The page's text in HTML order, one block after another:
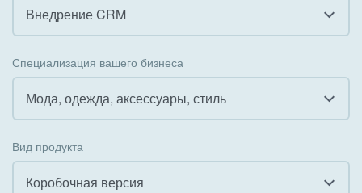
Внедрение CRM
Внедрение КЭДО
Интеграция с 1С
Специализация вашего бизнеса
Мода, одежда, аксессуары, стиль
Вид продукта
Коробочная версия